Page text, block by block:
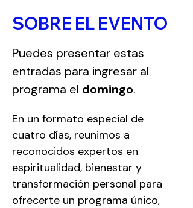
SOBRE EL EVENTO
Puedes presentar estas
entradas para ingresar al
programa el domingo.
En un formato especial de
cuatro días, reunimos a
reconocidos expertos en
espiritualidad, bienestar y
transformación personal para
ofrecerte un programa único,